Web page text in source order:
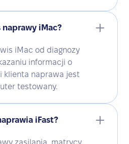
iMac?
iMac od diagnozy
informacji o
klienta naprawa jest
testowany.
iFast?
zasilania, matrycy,